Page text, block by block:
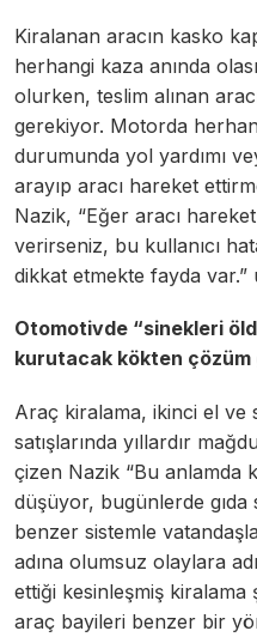
Kiralanan aracın kasko
herhangi kaza anında
olurken, teslim alınan
gerekiyor. Motorda
durumunda yol yardımı
arayıp aracı hareket
Nazik, “Eğer aracı
verirseniz, bu kullanıcı
dikkat etmekte fayda var.”
Otomotivde “sinekleri
kurutacak kökten çözüm
Araç kiralama, ikinci el ve
satışlarında yıllardır
çizen Nazik “Bu anlamda
düşüyor, bugünlerde gıda
benzer sistemle
adına olumsuz olaylara
ettiği kesinleşmiş kiralama
araç bayileri benzer bir